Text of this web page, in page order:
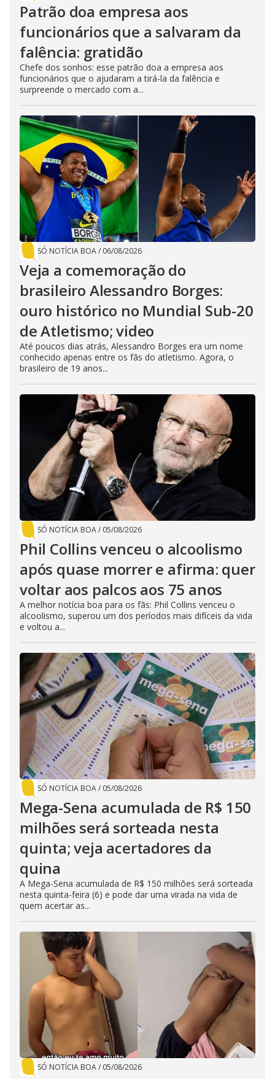
Patrão doa empresa aos
funcionários que a salvaram da
falência: gratidão
Chefe dos sonhos: esse patrão doa a empresa aos
funcionários que o ajudaram a tirá-la da falência e
surpreende o mercado com a...
SÓ NOTÍCIA BOA/ 06/08/2026
Veja a comemoração do
brasileiro Alessandro Borges:
ouro histórico no Mundial Sub-20
de Atletismo; video
Até poucos dias atrás, Alessandro Borges era um nome
conhecido apenas entre os fãs do atletismo. Agora, o
brasileiro de 19 anos...
SÓ NOTÍCIA BOA/ 05/08/2026
Phil Collins venceu o alcoolismo
após quase morrer e afirma: quer
voltar aos palcos aos 75 anos
A melhor notícia boa para os fãs: Phil Collins venceu o
alcoolismo, superou um dos períodos mais difíceis da vida
e voltou a...
SÓ NOTÍCIA BOA/ 05/08/2026
Mega-Sena acumulada de R$ 150
milhões será sorteada nesta
quinta; veja acertadores da
quina
A Mega-Sena acumulada de R$ 150 milhões será sorteada
nesta quinta-feira (6) e pode dar uma virada na vida de
quem acertar as...
SÓ NOTÍCIA BOA/ 05/08/2026